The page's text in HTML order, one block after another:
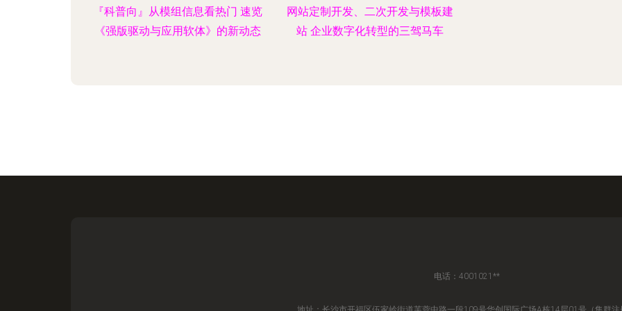
『科普向』从模组信息看热门 速览
《强版驱动与应用软体》的新动态
网站定制开发、二次开发与模板建
站 企业数字化转型的三驾马车
电话：4001021**